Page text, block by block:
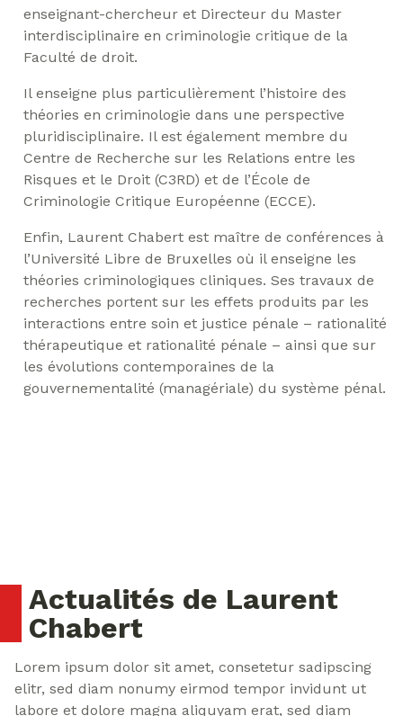
enseignant-chercheur et Directeur du Master
interdisciplinaire en criminologie critique de la
Faculté de droit.
Il enseigne plus particulièrement l’histoire des
théories en criminologie dans une perspective
pluridisciplinaire. Il est également membre du
Centre de Recherche sur les Relations entre les
Risques et le Droit (C3RD) et de l’École de
Criminologie Critique Européenne (ECCE).
Enfin, Laurent Chabert est maître de conférences à
l’Université Libre de Bruxelles où il enseigne les
théories criminologiques cliniques. Ses travaux de
recherches portent sur les effets produits par les
interactions entre soin et justice pénale – rationalité
thérapeutique et rationalité pénale – ainsi que sur
les évolutions contemporaines de la
gouvernementalité (managériale) du système pénal.
Actualités de Laurent
Chabert
Lorem ipsum dolor sit amet, consetetur sadipscing
elitr, sed diam nonumy eirmod tempor invidunt ut
labore et dolore magna aliquyam erat, sed diam